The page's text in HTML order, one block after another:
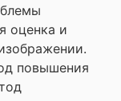
оценка и
повышения